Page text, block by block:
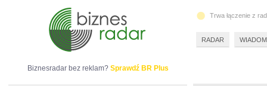
Biznesradar bez reklam? Sprawdź BR Plus
Trwa łączenie z
RADAR